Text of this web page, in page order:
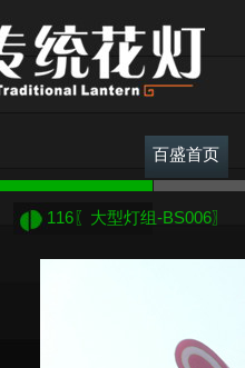
百盛首页
116〖大型灯组-BS006〗